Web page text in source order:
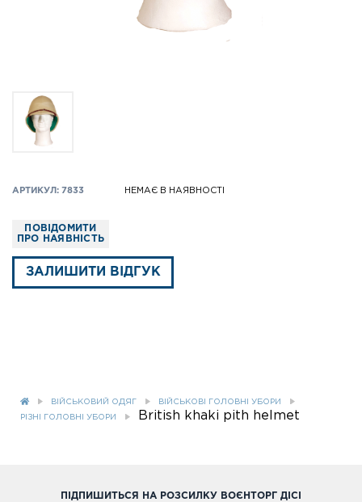
АРТИКУЛ: 7833 НЕМАЄ В НАЯВНОСТІ
ПОВІДОМИТИ
ПРО НАЯВНІСТЬ
ЗАЛИШИТИ ВІДГУК
ВІЙСЬКОВИЙ ОДЯГ ВІЙСЬКОВІ ГОЛОВНІ УБОРИ
РІЗНІ ГОЛОВНІ УБОРИ British khaki pith helmet
ПІДПИШИТЬСЯ НА РОЗСИЛКУ ВОЄНТОРГ ДІСІ